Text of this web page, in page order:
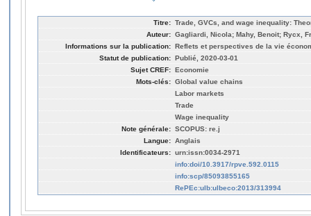
Titre: Trade, GVCs, and wage inequality:
Auteur: Gagliardi, Nicola; Mahy, Benoit; Rycx,
Informations sur la publication: Reflets et perspectives de la vie
Statut de publication: Publié, 2020-03-01
Sujet CREF: Economie
Mots-clés: Global value chains
Labor markets
Trade
Wage inequality
Note générale: SCOPUS: re.j
Langue: Anglais
Identificateurs: urn:issn:0034-2971
info:doi/10.3917/rpve.592.0115
info:scp/85093855165
RePEc:ulb:ulbeco:2013/313994